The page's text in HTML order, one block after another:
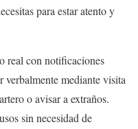
para estar atento y
real con notificaciones
verbalmente mediante visita
o avisar a extraños.
sin necesidad de